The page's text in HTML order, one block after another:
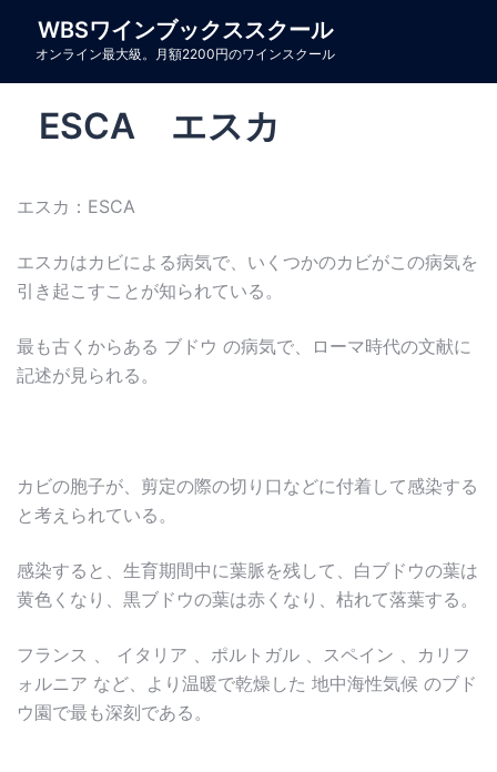
WBSワインブックススクール
オンライン最大級。月額2200円のワインスクール
ESCA エスカ
エスカ：ESCA
エスカはカビによる病気で、いくつかのカビがこの病気を
引き起こすことが知られている。
最も古くからある ブドウ の病気で、ローマ時代の文献に
記述が見られる。
カビの胞子が、剪定の際の切り口などに付着して感染する
と考えられている。
感染すると、生育期間中に葉脈を残して、白ブドウの葉は
黄色くなり、黒ブドウの葉は赤くなり、枯れて落葉する。
フランス 、 イタリア 、ポルトガル 、スペイン 、カリフ
ォルニア など、より温暖で乾燥した 地中海性気候 のブド
ウ園で最も深刻である。